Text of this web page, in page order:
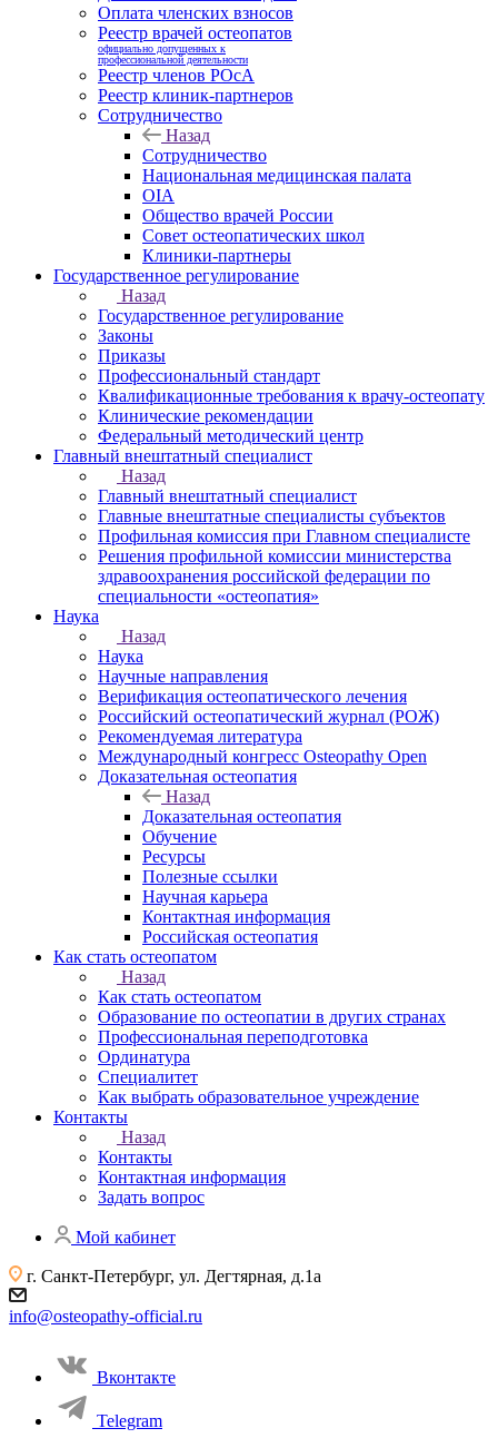
Оплата членских взносов
Реестр врачей остеопатов
официально допущенных к
профессиональной деятельности
Реестр членов РОсА
Реестр клиник-партнеров
Сотрудничество
Назад
Сотрудничество
Национальная медицинская палата
OIA
Общество врачей России
Совет остеопатических школ
Клиники-партнеры
Государственное регулирование
Назад
Государственное регулирование
Законы
Приказы
Профессиональный стандарт
Квалификационные требования к врачу-остеопату
Клинические рекомендации
Федеральный методический центр
Главный внештатный специалист
Назад
Главный внештатный специалист
Главные внештатные специалисты субъектов
Профильная комиссия при Главном специалисте
Решения профильной комиссии министерства
здравоохранения российской федерации по
специальности «остеопатия»
Наука
Назад
Наука
Научные направления
Верификация остеопатического лечения
Российский остеопатический журнал (РОЖ)
Рекомендуемая литература
Международный конгресс Osteopathy Open
Доказательная остеопатия
Назад
Доказательная остеопатия
Обучение
Ресурсы
Полезные ссылки
Научная карьера
Контактная информация
Российская остеопатия
Как стать остеопатом
Назад
Как стать остеопатом
Образование по остеопатии в других странах
Профессиональная переподготовка
Ординатура
Специалитет
Как выбрать образовательное учреждение
Контакты
Назад
Контакты
Контактная информация
Задать вопрос
Мой кабинет
г. Санкт-Петербург, ул. Дегтярная, д.1а
info@osteopathy-official.ru
Вконтакте
Telegram